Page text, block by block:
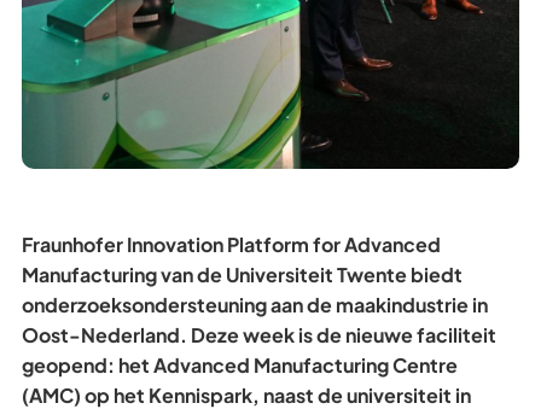
Fraunhofer Innovation Platform for Advanced
Manufacturing van de Universiteit Twente biedt
onderzoeksondersteuning aan de maakindustrie in
Oost-Nederland. Deze week is de nieuwe faciliteit
geopend: het Advanced Manufacturing Centre
(AMC) op het Kennispark, naast de universiteit in